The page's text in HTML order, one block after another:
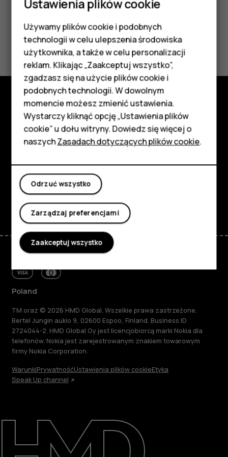
Smartfony
Telefony z funkcjami
podstawowymi
Akcesoria
HMD Terra M
Tablety
Moje konto
Naprawa i recykling
Zrównoważony rozwój
Wsparcie
Czy te informacje były pomocne?
Tak Nie
Poznaj
Informacje
Wsparcie
FacebookInstagram
TiktokYoutube
Poland
TM oraz © 2026 HMD Global. Wszelkie prawa zastrzeżone.
Bertel Jungin aukio 9, 02600 Espoo, Finland. Business ID
2724044-2. HMD Global Oy jest licencjobiorcą marki Nokia dla
telefonów. Nokia jest zarejestrowanym znakiem towarowym
firmy Nokia Corporation.
WarunkiPrywatnośćUstawienia plików cookieEtyka
Speak Up channel
Ustawienia plików cookie
Używamy plików cookie i podobnych
technologii w celu ulepszenia środowiska
użytkownika, a także w celu personalizacji
reklam. Klikając „Zaakceptuj wszystko”,
zgadzasz się na użycie plików cookie i
podobnych technologii. W dowolnym
momencie możesz zmienić ustawienia.
Wystarczy kliknąć opcję „Ustawienia plików
cookie” u dołu witryny. Dowiedz się więcej o
naszychZasadach dotyczących plików cookie.
Odrzuć wszystko
Zarządzaj preferencjami
Zaakceptuj wszystko